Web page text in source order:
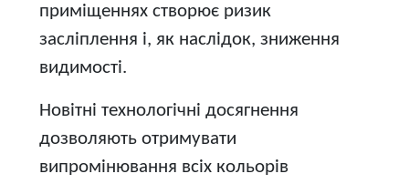
приміщеннях створює ризик
засліплення і, як наслідок, зниження
видимості.
Новітні технологічні досягнення
дозволяють отримувати
випромінювання всіх кольорів